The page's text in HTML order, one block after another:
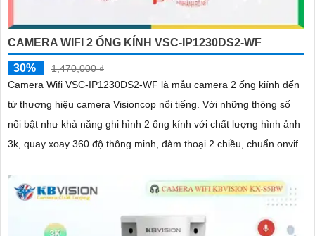
CAMERA WIFI 2 ỐNG KÍNH VSC-IP1230DS2-WF
30%
1,470,000 ₫
Camera Wifi VSC-IP1230DS2-WF là mẫu camera 2 ống kiính đến
từ thương hiệu camera Visioncop nổi tiếng. Với những thông số
nổi bật như khả năng ghi hình 2 ống kính với chất lượng hình ảnh
3k, quay xoay 360 độ thông minh, đàm thoại 2 chiều, chuẩn onvif